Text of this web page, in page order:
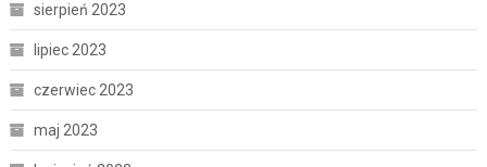
sierpień 2023
lipiec 2023
czerwiec 2023
maj 2023